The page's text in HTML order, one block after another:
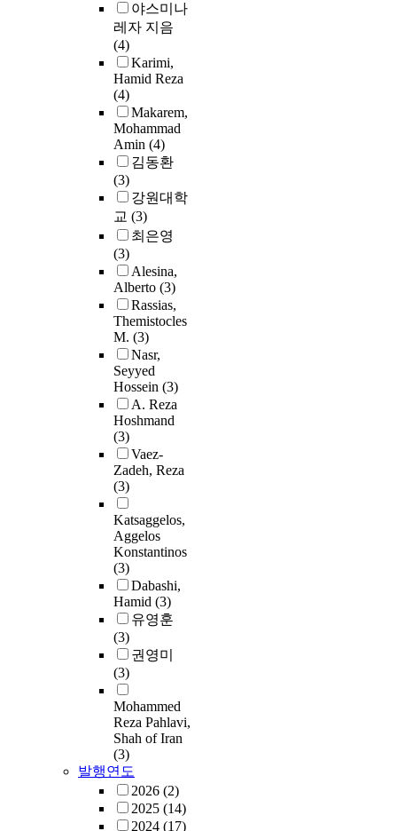
야스미나
레자 지음
(4)
Karimi,
Hamid Reza
(4)
Makarem,
Mohammad
Amin (4)
김동환
(3)
강원대학
교 (3)
최은영
(3)
Alesina,
Alberto (3)
Rassias,
Themistocles
M. (3)
Nasr,
Seyyed
Hossein (3)
A. Reza
Hoshmand
(3)
Vaez-
Zadeh, Reza
(3)
Katsaggelos,
Aggelos
Konstantinos
(3)
Dabashi,
Hamid (3)
유영훈
(3)
권영미
(3)
Mohammed
Reza Pahlavi,
Shah of Iran
(3)
발행연도
2026 (2)
2025 (14)
2024 (17)